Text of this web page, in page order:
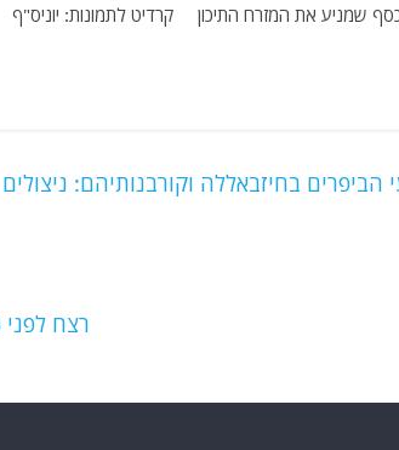
שמניע את המזרח התיכון קרדיט לתמונות: יוניס"ף
הביפרים בחיזבאללה וקורבנותיהם:
רצח לפני 33 שנה עדיין מסעיר את איראן